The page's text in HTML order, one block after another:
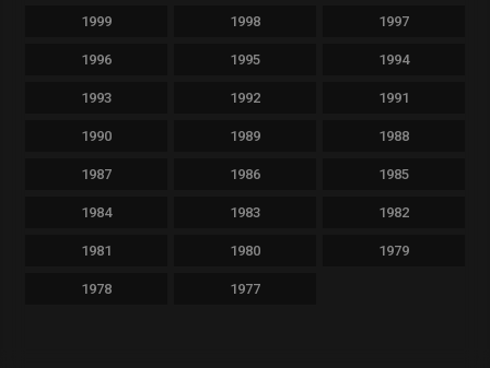
1999 1998 1997
1996 1995 1994
1993 1992 1991
1990 1989 1988
1987 1986 1985
1984 1983 1982
1981 1980 1979
1978 1977